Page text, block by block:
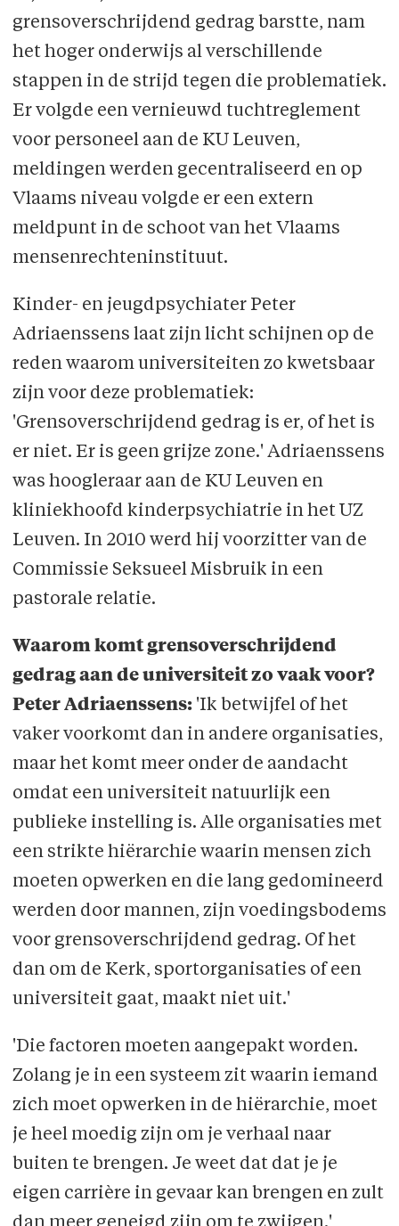
grensoverschrijdend gedrag barstte, nam
het hoger onderwijs al verschillende
stappen in de strijd tegen die problematiek.
Er volgde een vernieuwd tuchtreglement
voor personeel aan de KU Leuven,
meldingen werden gecentraliseerd en op
Vlaams niveau volgde er een extern
meldpunt in de schoot van het Vlaams
mensenrechten­instituut.
Kinder- en jeugdpsychiater Peter
Adriaenssens laat zijn licht schijnen op de
reden waarom universiteiten zo kwetsbaar
zijn voor deze problematiek:
'Grensoverschrijdend gedrag is er, of het is
er niet. Er is geen grijze zone.' Adriaenssens
was hoogleraar aan de KU Leuven en
kliniekhoofd kinderpsychiatrie in het UZ
Leuven. In 2010 werd hij voorzitter van de
Commissie Seksueel Misbruik in een
pastorale relatie.
Waarom komt grensoverschrijdend
gedrag aan de universiteit zo vaak voor?
Peter Adriaenssens: 'Ik betwijfel of het
vaker voorkomt dan in andere organisaties,
maar het komt meer onder de aandacht
omdat een universiteit natuurlijk een
publieke instelling is. Alle organisaties met
een strikte hiërarchie waarin mensen zich
moeten opwerken en die lang gedomineerd
werden door mannen, zijn voedingsbodems
voor grensoverschrijdend gedrag. Of het
dan om de Kerk, sportorganisaties of een
universiteit gaat, maakt niet uit.'
'Die factoren moeten aangepakt worden.
Zolang je in een systeem zit waarin iemand
zich moet opwerken in de hiërarchie, moet
je heel moedig zijn om je verhaal naar
buiten te brengen. Je weet dat dat je je
eigen carrière in gevaar kan brengen en zult